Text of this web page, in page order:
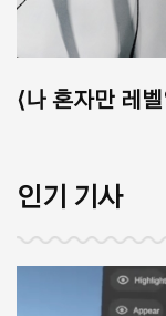
⟨나 혼자만 레
인기 기사